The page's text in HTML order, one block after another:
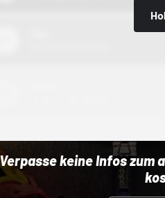
Verpasse keine Infos zum